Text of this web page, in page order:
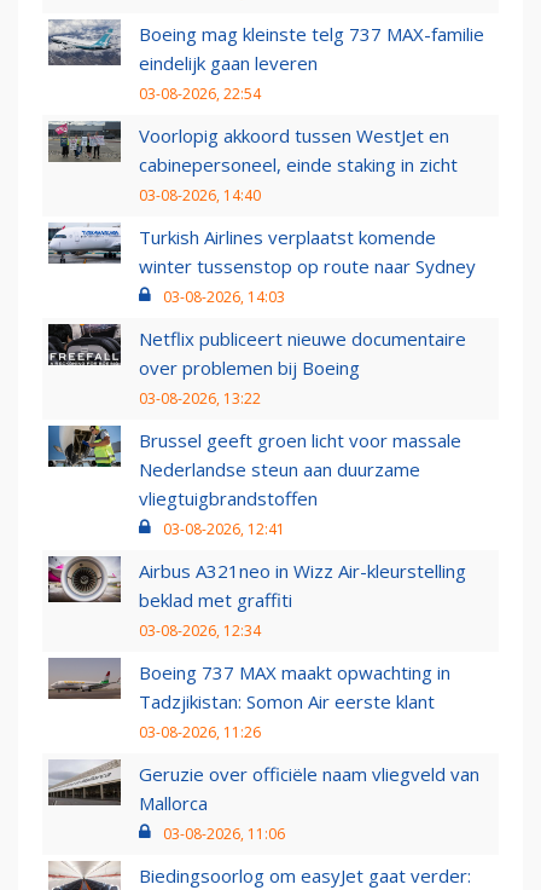
Boeing mag kleinste telg 737 MAX-familie
eindelijk gaan leveren
03-08-2026, 22:54
Voorlopig akkoord tussen WestJet en
cabinepersoneel, einde staking in zicht
03-08-2026, 14:40
Turkish Airlines verplaatst komende
winter tussenstop op route naar Sydney
03-08-2026, 14:03
Netflix publiceert nieuwe documentaire
over problemen bij Boeing
03-08-2026, 13:22
Brussel geeft groen licht voor massale
Nederlandse steun aan duurzame
vliegtuigbrandstoffen
03-08-2026, 12:41
Airbus A321neo in Wizz Air-kleurstelling
beklad met graffiti
03-08-2026, 12:34
Boeing 737 MAX maakt opwachting in
Tadzjikistan: Somon Air eerste klant
03-08-2026, 11:26
Geruzie over officiële naam vliegveld van
Mallorca
03-08-2026, 11:06
Biedingsoorlog om easyJet gaat verder: